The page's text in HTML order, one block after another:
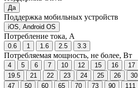
Да
Поддержка мобильных устройств
iOS, Android OS
Потребление тока, А
0.6 1 1.6 2.5 3.3
Потребляемая мощность, не более, Вт
4 5 6 7 10 12 15 16 17
19.5
21 22 23 24 25 26 30
47
50 60 65 70 73 90 111